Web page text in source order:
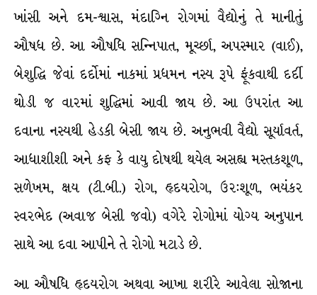
ખાંસી અને દમ-શ્વાસ, મંદાગ્નિ રોગમાં વૈદ્યોનું તે માનીતું
ઔષધ છે. આ ઔષધિ સન્નિપાત, મૂર્ચ્છા, અપસ્માર (વાઈ),
બેશુદ્ધિ જેવાં દર્દોમાં નાકમાં પ્રધમન નસ્ય રૂપે ફૂંકવાથી દર્દી
થોડી જ વારમાં શુદ્ધિમાં આવી જાય છે. આ ઉપરાંત આ
દવાના નસ્યથી હેડકી બેસી જાય છે. અનુભવી વૈદ્યો સૂર્યાવર્ત,
આધાશીશી અને કફ કે વાયુ દોષથી થયેલ અસહ્ય મસ્તકશૂળ,
સળેખમ, ક્ષય (ટી.બી.) રોગ, હૃદયરોગ, ઉર:શૂળ, ભયંકર
સ્વરભેદ (અવાજ બેસી જવો) વગેરે રોગોમાં યોગ્ય અનુપાન
સાથે આ દવા આપીને તે રોગો મટાડે છે.
આ ઔષધિ હૃદયરોગ અથવા આખા શરીરે આવેલા સોજાના